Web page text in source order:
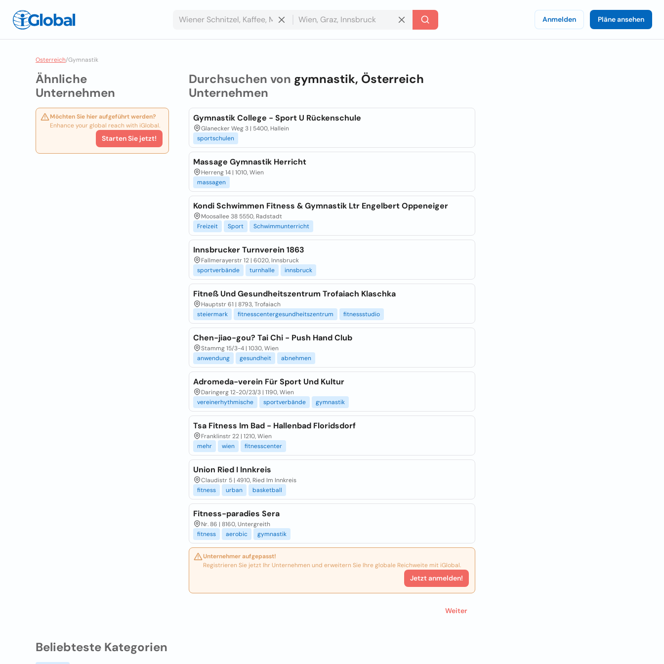
Anmelden Pläne ansehen
Osterreich/Gymnastik
Ähnliche
Unternehmen
Möchten Sie hier aufgeführt werden?
Enhance your global reach with iGlobal.
Starten Sie jetzt!
Durchsuchen von gymnastik, Österreich
Unternehmen
Gymnastik College - Sport U Rückenschule
Glanecker Weg 3 | 5400, Hallein
sportschulen
Massage Gymnastik Herricht
Herreng 14 | 1010, Wien
massagen
Kondi Schwimmen Fitness & Gymnastik Ltr Engelbert Oppeneiger
Moosallee 38 5550, Radstadt
Freizeit
Sport Schwimmunterricht
Innsbrucker Turnverein 1863
Fallmerayerstr 12 | 6020, Innsbruck
sportverbände
turnhalle innsbruck
Fitneß Und Gesundheitszentrum Trofaiach Klaschka
Hauptstr 61 | 8793, Trofaiach
steiermark
fitnesscentergesundheitszentrum fitnessstudio
Chen-jiao-gou? Tai Chi - Push Hand Club
Stammg 15/3-4 | 1030, Wien
anwendung
gesundheit abnehmen
Adromeda-verein Für Sport Und Kultur
Daringerg 12-20/23/3 | 1190, Wien
vereinerhythmische
sportverbände gymnastik
Tsa Fitness Im Bad - Hallenbad Floridsdorf
Franklinstr 22 | 1210, Wien
mehr
wien fitnesscenter
Union Ried I Innkreis
Claudistr 5 | 4910, Ried Im Innkreis
fitness
urban basketball
Fitness-paradies Sera
Nr. 86 | 8160, Untergreith
fitness
aerobic gymnastik
Unternehmer aufgepasst!
Registrieren Sie jetzt Ihr Unternehmen und erweitern Sie Ihre globale Reichweite mit iGlobal.
Jetzt anmelden!
Weiter
Beliebteste Kategorien